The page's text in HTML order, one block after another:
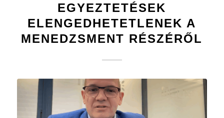
EGYEZTETÉSEK
ELENGEDHETETLENEK A
MENEDZSMENT RÉSZÉRŐL